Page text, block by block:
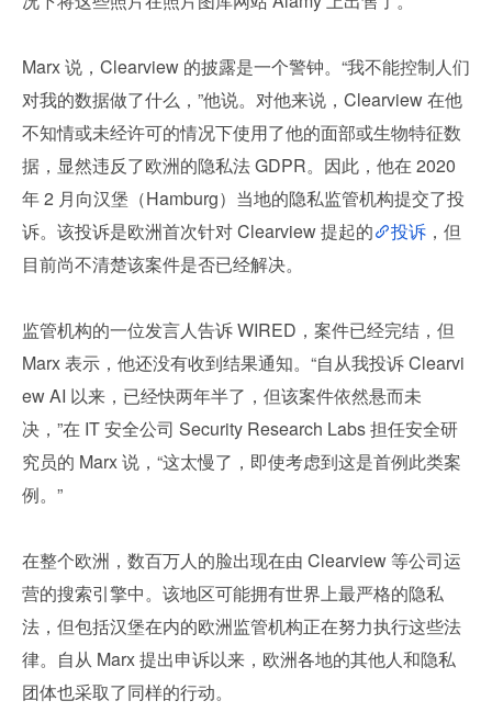
Marx 说，Clearview 的披露是一个警钟。“我不能控制人们
对我的数据做了什么，”他说。对他来说，Clearview 在他
不知情或未经许可的情况下使用了他的面部或生物特征数
据，显然违反了欧洲的隐私法 GDPR。因此，他在 2020
年 2 月向汉堡（Hamburg）当地的隐私监管机构提交了投
诉。该投诉是欧洲首次针对 Clearview 提起的
投诉 ，但
目前尚不清楚该案件是否已经解决。
监管机构的一位发言人告诉 WIRED，案件已经完结，但
Marx 表示，他还没有收到结果通知。“自从我投诉 Clearvi
ew AI 以来，已经快两年半了，但该案件依然悬而未
决，”在 IT 安全公司 Security Research Labs 担任安全研
究员的 Marx 说，“这太慢了，即使考虑到这是首例此类案
例。”
在整个欧洲，数百万人的脸出现在由 Clearview 等公司运
营的搜索引擎中。该地区可能拥有世界上最严格的隐私
法，但包括汉堡在内的欧洲监管机构正在努力执行这些法
律。自从 Marx 提出申诉以来，欧洲各地的其他人和隐私
团体也采取了同样的行动。